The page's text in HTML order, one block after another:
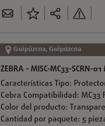
Guipúzcoa, Guipúzcoa
ZEBRA - MISC-MC33-SCRN-01
Características Tipo:
Cebra Compatibilidad:
Color del producto:
Cantidad por paquete: 5